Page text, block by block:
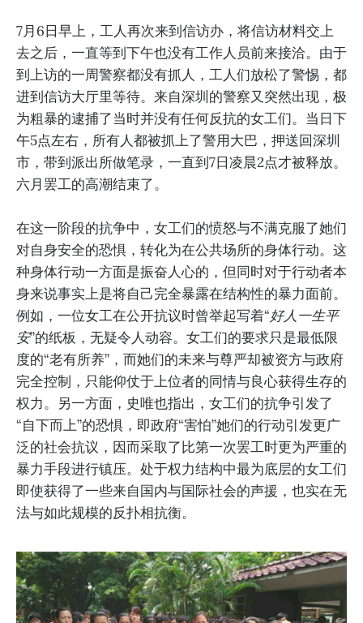
7月6日早上，工人再次来到信访办，将信访材料交上
去之后，一直等到下午也没有工作人员前来接洽。由于
到上访的一周警察都没有抓人，工人们放松了警惕，都
进到信访大厅里等待。来自深圳的警察又突然出现，极
为粗暴的逮捕了当时并没有任何反抗的女工们。当日下
午5点左右，所有人都被抓上了警用大巴，押送回深圳
市，带到派出所做笔录，一直到7日凌晨2点才被释放。
六月罢工的高潮结束了。
在这一阶段的抗争中，女工们的愤怒与不满克服了她们
对自身安全的恐惧，转化为在公共场所的身体行动。这
种身体行动一方面是振奋人心的，但同时对于行动者本
身来说事实上是将自己完全暴露在结构性的暴力面前。
例如，一位女工在公开抗议时曾举起写着“好人一生平
安”的纸板，无疑令人动容。女工们的要求只是最低限
度的“老有所养”，而她们的未来与尊严却被资方与政府
完全控制，只能仰仗于上位者的同情与良心获得生存的
权力。另一方面，史唯也指出，女工们的抗争引发了
“自下而上”的恐惧，即政府“害怕”她们的行动引发更广
泛的社会抗议，因而采取了比第一次罢工时更为严重的
暴力手段进行镇压。处于权力结构中最为底层的女工们
即使获得了一些来自国内与国际社会的声援，也实在无
法与如此规模的反扑相抗衡。